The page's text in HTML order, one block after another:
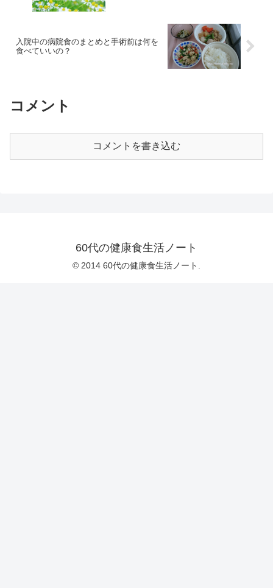
入院中の病院食のまとめと手術前は何を
食べていいの？
コメント
コメントを書き込む
60代の健康食生活ノート
© 2014 60代の健康食生活ノート.